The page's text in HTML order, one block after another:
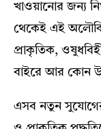
খাওয়ানোর জন্য
থেকেই এই
প্রাকৃতিক,
বাইরে আর কোন
এসব নতুন সুযোগের